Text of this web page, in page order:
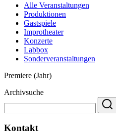
Alle Veranstaltungen
Produktionen
Gastspiele
Improtheater
Konzerte
Labbox
Sonderveranstaltungen
Premiere (Jahr)
Archivsuche
Kontakt